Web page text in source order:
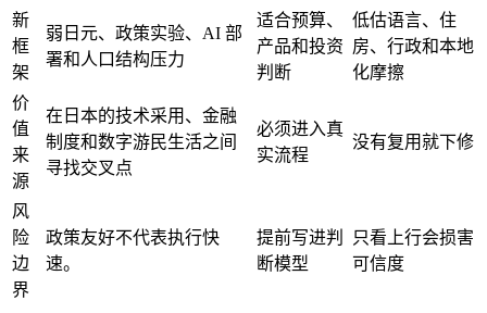
新
框
架
弱日元、政策实验、AI 部
署和人口结构压力
适合预算、
产品和投资
判断
低估语言、住
房、行政和本地
化摩擦
价
值
来
源
在日本的技术采用、金融
制度和数字游民生活之间
寻找交叉点
必须进入真
实流程
没有复用就下修
风
险
边
界
政策友好不代表执行快
速。
提前写进判
断模型
只看上行会损害
可信度